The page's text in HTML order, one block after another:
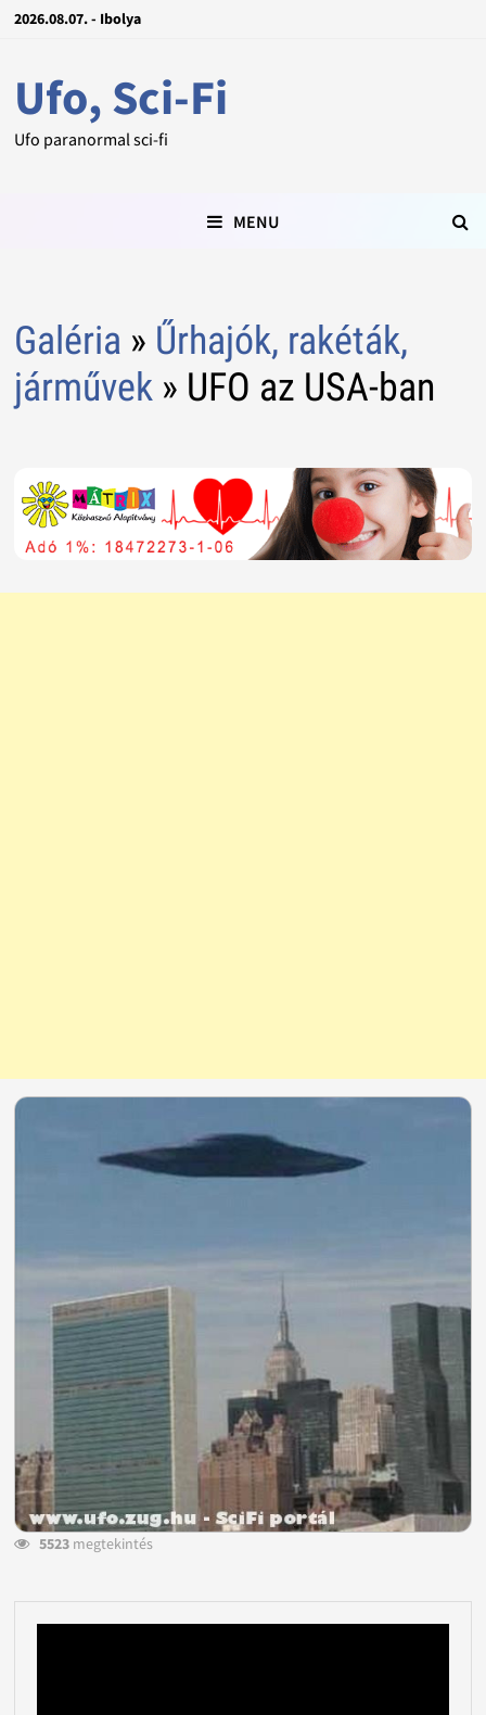
2026.08.07. - Ibolya
Ufo, Sci-Fi
Ufo paranormal sci-fi
MENU
Galéria » Űrhajók, rakéták,
járművek» UFO az USA-ban
5523megtekintés